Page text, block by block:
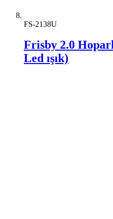
FS-2138U
Frisby 2.0
Led ışık)